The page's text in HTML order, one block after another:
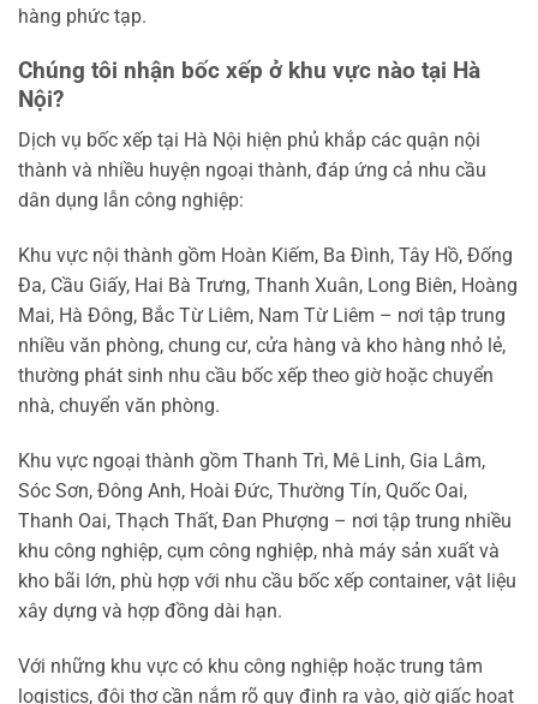
hàng phức tạp.
Chúng tôi nhận bốc xếp ở khu vực nào tại Hà
Nội?
Dịch vụ bốc xếp tại Hà Nội hiện phủ khắp các quận nội
thành và nhiều huyện ngoại thành, đáp ứng cả nhu cầu
dân dụng lẫn công nghiệp:
Khu vực nội thành gồm Hoàn Kiếm, Ba Đình, Tây Hồ, Đống
Đa, Cầu Giấy, Hai Bà Trưng, Thanh Xuân, Long Biên, Hoàng
Mai, Hà Đông, Bắc Từ Liêm, Nam Từ Liêm – nơi tập trung
nhiều văn phòng, chung cư, cửa hàng và kho hàng nhỏ lẻ,
thường phát sinh nhu cầu bốc xếp theo giờ hoặc chuyển
nhà, chuyển văn phòng.
Khu vực ngoại thành gồm Thanh Trì, Mê Linh, Gia Lâm,
Sóc Sơn, Đông Anh, Hoài Đức, Thường Tín, Quốc Oai,
Thanh Oai, Thạch Thất, Đan Phượng – nơi tập trung nhiều
khu công nghiệp, cụm công nghiệp, nhà máy sản xuất và
kho bãi lớn, phù hợp với nhu cầu bốc xếp container, vật liệu
xây dựng và hợp đồng dài hạn.
Với những khu vực có khu công nghiệp hoặc trung tâm
logistics, đội thợ cần nắm rõ quy định ra vào, giờ giấc hoạt